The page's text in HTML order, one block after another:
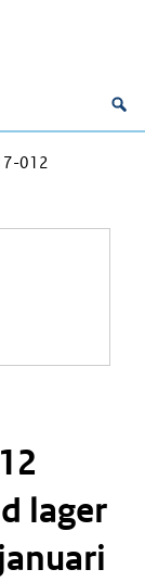
012
lager